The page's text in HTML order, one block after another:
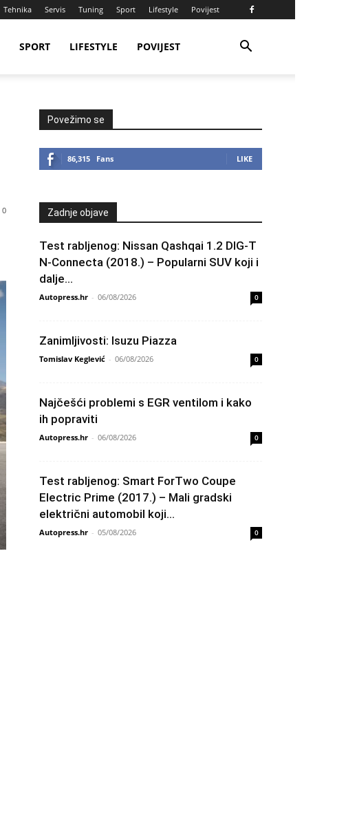
Tehnika Servis Tuning Sport Lifestyle Povijest
SPORT LIFESTYLE POVIJEST
0
Povežimo se
86,315 Fans LIKE
Zadnje objave
Test rabljenog: Nissan Qashqai 1.2 DIG-T
N-Connecta (2018.) – Popularni SUV koji i
dalje...
Autopress.hr - 06/08/2026 0
Zanimljivosti: Isuzu Piazza
Tomislav Keglević - 06/08/2026 0
Najčešći problemi s EGR ventilom i kako
ih popraviti
Autopress.hr - 06/08/2026 0
Test rabljenog: Smart ForTwo Coupe
Electric Prime (2017.) – Mali gradski
električni automobil koji...
Autopress.hr - 05/08/2026 0